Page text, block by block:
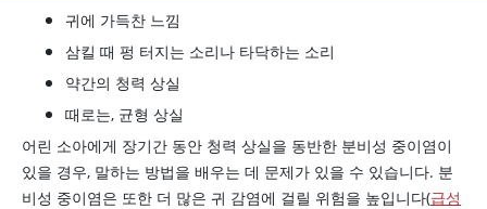
귀에 가득찬 느낌
삼킬 때 펑 터지는 소리나 타닥하는 소리
약간의 청력 상실
때로는, 균형 상실
어린 소아에게 장기간 동안 청력 상실을 동반한 분비성 중이염이
있을 경우, 말하는 방법을 배우는 데 문제가 있을 수 있습니다. 분
비성 중이염은 또한 더 많은 귀 감염에 걸릴 위험을 높입니다(급성